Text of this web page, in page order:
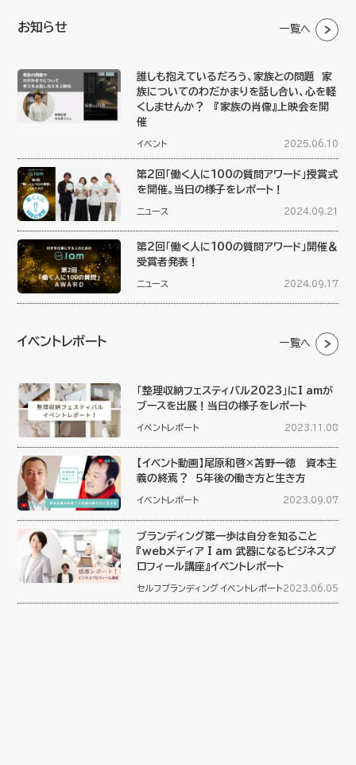
お知らせ 一覧へ
誰しも抱えているだろう、家族との問題 家
族についてのわだかまりを話し合い、心を軽
くしませんか？ 『家族の肖像』上映会を開
催
イベント 2025.06.10
第2回「働く人に100の質問アワード」授賞式
を開催。当日の様子をレポート！
ニュース 2024.09.21
第2回「働く人に100の質問アワード」開催＆
受賞者発表！
ニュース 2024.09.17
イベントレポート 一覧へ
「整理収納フェスティバル2023」にI amが
ブースを出展！当日の様子をレポート
イベントレポート 2023.11.08
【イベント動画】尾原和啓×苫野一徳 資本主
義の終焉？ ５年後の働き方と生き方
イベントレポート 2023.09.07
ブランディング第一歩は自分を知ること
『webメディア I am 武器になるビジネスプ
ロフィール講座』イベントレポート
セルフブランディング イベントレポート 2023.06.05